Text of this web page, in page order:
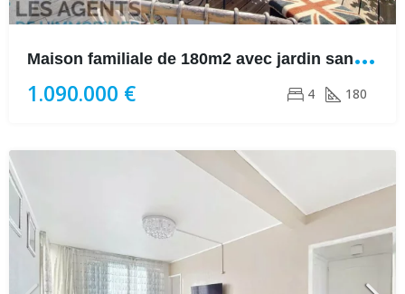
M
aison familiale de 180m2 avec jardin sans vis à vis à Montesson
1.090.000 € 4 180